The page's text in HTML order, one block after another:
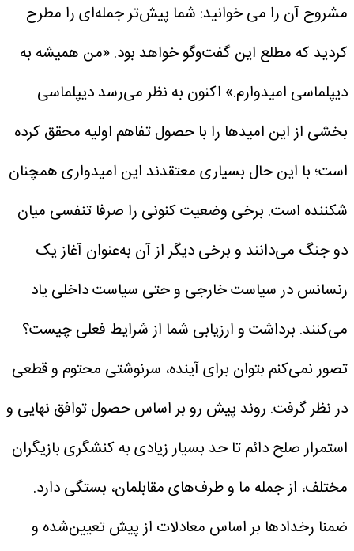
مشروح آن را می خوانید: شما پیش‌تر جمله‌ای را مطرح
کردید که مطلع این گفت‌وگو خواهد بود. «من همیشه به
دیپلماسی امیدوارم.» اکنون به نظر می‌رسد دیپلماسی
بخشی از این امیدها را با حصول تفاهم اولیه محقق کرده
است؛ با این حال بسیاری معتقدند این امیدواری همچنان
شکننده است. برخی وضعیت کنونی را صرفا تنفسی میان
دو جنگ می‌دانند و برخی دیگر از آن به‌عنوان آغاز یک
رنسانس در سیاست خارجی و حتی سیاست داخلی یاد
می‌کنند. برداشت و ارزیابی شما از شرایط فعلی چیست؟
تصور نمی‌کنم بتوان برای آینده، سرنوشتی محتوم و قطعی
در نظر گرفت. روند پیش رو بر اساس حصول توافق نهایی و
استمرار صلح دائم تا حد بسیار زیادی به کنشگری بازیگران
مختلف، از جمله ما و طرف‌های مقابلمان، بستگی دارد.
ضمنا رخدادها بر اساس معادلات از پیش تعیین‌شده و